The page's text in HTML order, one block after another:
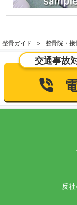
整骨ガイド 整骨院・接
交通事故
反